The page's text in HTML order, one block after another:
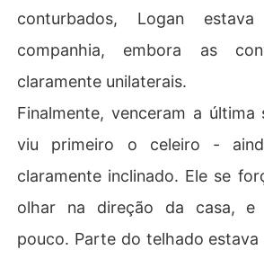
conturbados, Logan
companhia, embora as
claramente unilaterais.
Finalmente, venceram a última
viu primeiro o celeiro -
claramente inclinado. Ele se
olhar na direção da casa, e
pouco. Parte do telhado estava